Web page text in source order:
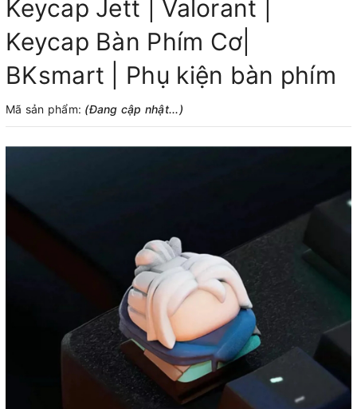
Keycap Jett | Valorant |
Keycap Bàn Phím Cơ|
BKsmart | Phụ kiện bàn phím
Mã sản phẩm: (Đang cập nhật...)